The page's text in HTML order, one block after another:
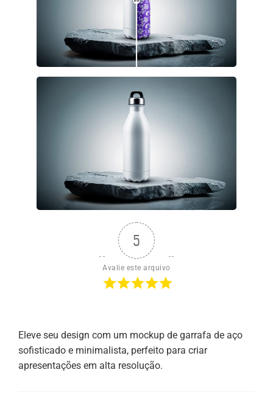
5
Avalie este arquivo
Eleve seu design com um mockup de garrafa de aço
sofisticado e minimalista, perfeito para criar
apresentações em alta resolução.